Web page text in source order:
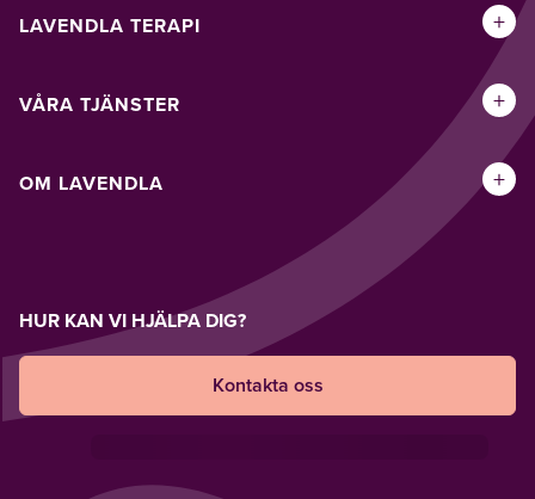
LAVENDLA TERAPI +
VÅRA TJÄNSTER +
OM LAVENDLA +
HUR KAN VI HJÄLPA DIG?
Kontakta oss